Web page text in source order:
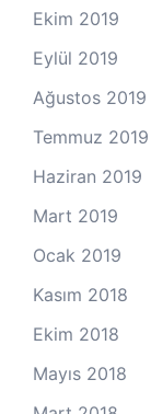
Ekim 2019
Eylül 2019
Ağustos 2019
Temmuz 2019
Haziran 2019
Mart 2019
Ocak 2019
Kasım 2018
Ekim 2018
Mayıs 2018